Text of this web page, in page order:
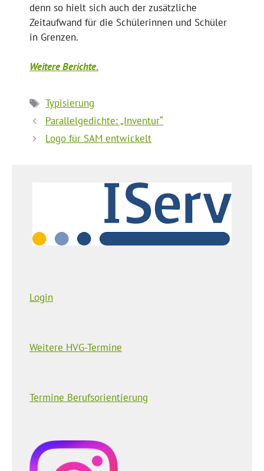
denn so hielt sich auch der zusätzliche
Zeitaufwand für die Schülerinnen und Schüler
in Grenzen.
Weitere Berichte.
Schlagwörter
Typisierung
Parallelgedichte: „Inventur“
Logo für SAM entwickelt
Login
Weitere HVG-Termine
Termine Berufsorientierung